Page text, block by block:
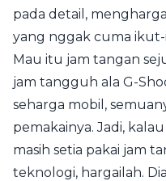
pada detail,
yang nggak cuma
Mau itu jam tangan
jam tangguh ala G-
seharga mobil,
pemakainya. Jadi,
masih setia pakai jam
teknologi, hargailah.